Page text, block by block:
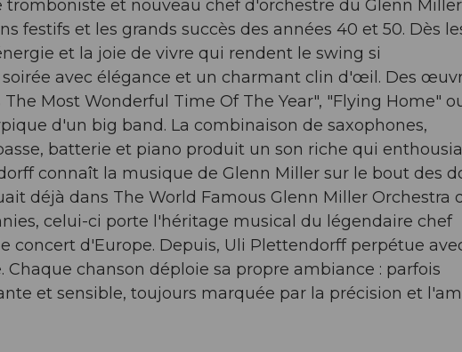
et nouveau chef d'orchestre du Glenn Miller
festifs et les grands succès des années 40 et 50. Dès
et la joie de vivre qui rendent le swing si
avec élégance et un charmant clin d'œil. Des
Most Wonderful Time Of The Year", "Flying Home"
d'un big band. La combinaison de saxophones,
batterie et piano produit un son riche qui
connaît la musique de Glenn Miller sur le bout des
déjà dans The World Famous Glenn Miller Orchestra
celui-ci porte l'héritage musical du légendaire chef
concert d'Europe. Depuis, Uli Plettendorff perpétue
chanson déploie sa propre ambiance : parfois
et sensible, toujours marquée par la précision et